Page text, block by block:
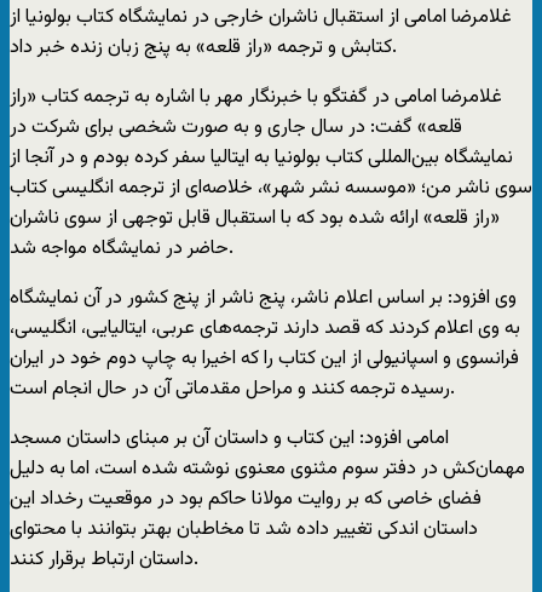
غلامرضا امامی از استقبال ناشران خارجی در نمایشگاه کتاب بولونیا از
کتابش و ترجمه «راز قلعه» به پنج زبان زنده خبر داد.
غلامرضا امامی در گفتگو با خبرنگار مهر با اشاره به ترجمه کتاب «راز
قلعه» گفت: در سال جاری و به صورت شخصی برای شرکت در
نمایشگاه بین‌المللی کتاب بولونیا به ایتالیا سفر کرده بودم و در آنجا از
سوی ناشر من؛ «موسسه نشر شهر»، خلاصه‌ای از ترجمه انگلیسی کتاب
«راز قلعه» ارائه شده بود که با استقبال قابل توجهی از سوی ناشران
حاضر در نمایشگاه مواجه شد.
وی افزود: بر اساس اعلام ناشر، پنج ناشر از پنج کشور در آن نمایشگاه
به وی اعلام کردند که قصد دارند ترجمه‌های عربی، ایتالیایی، انگلیسی،
فرانسوی و اسپانیولی از این کتاب را که اخیرا به چاپ دوم خود در ایران
رسیده ترجمه کنند و مراحل مقدماتی آن در حال انجام است.
امامی افزود: این کتاب و داستان آن بر مبنای داستان مسجد
مهمان‌کش در دفتر سوم مثنوی معنوی نوشته شده است، اما به دلیل
فضای خاصی که بر روایت مولانا حاکم بود در موقعیت رخداد این
داستان اندکی تغییر داده شد تا مخاطبان بهتر بتوانند با محتوای
داستان ارتباط برقرار کنند.